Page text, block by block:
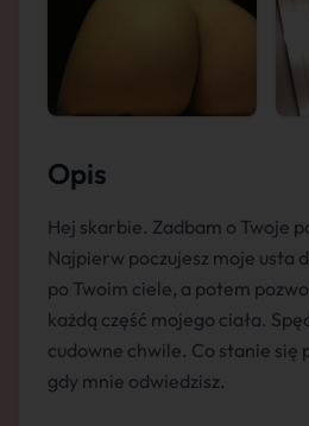
Opis
Hej skarbie. Zadbam o Twoje
Najpierw poczujesz moje usta
po Twoim ciele, a potem
każdą część mojego ciała.
cudowne chwile. Co stanie się
gdy mnie odwiedzisz.